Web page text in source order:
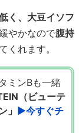
く、大豆イソフ
やかなので腹持
くれます。
ミンBも一緒
（ビューテ
」 ▶今すぐチ